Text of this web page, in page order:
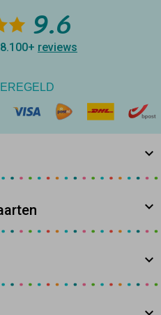
9.6
reviews